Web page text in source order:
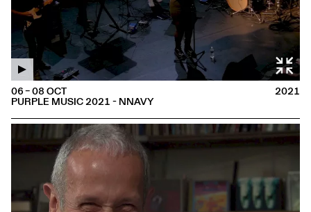
PURPLE MUSIC 2021 - NNAVY
06 – 08 OCT 2021